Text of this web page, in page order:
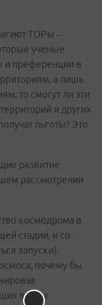
ТОРы –
ученые
и преференции в
а лишь
то смогут ли эти
и других
льготы? Это
развитие
рассмотрении
космодрома в
стадии, и со
запуски).
почему бы
в этом